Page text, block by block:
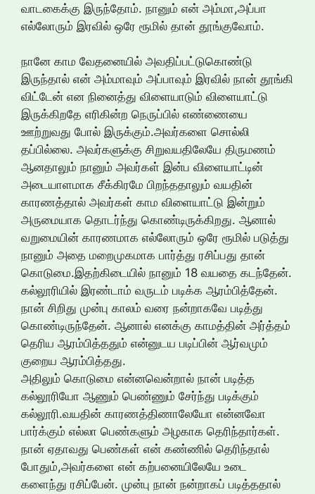
வாடகைக்கு இருந்தோம். நானும் என் அம்மா,அப்பா
எல்லோரும் இரவில் ஒரே ரூமில் தான் தூங்குவோம்.
நானே காம வேதனையில் அவதிப்பட்டுகொண்டு
இருந்தால் என் அம்மாவும் அப்பாவும் இரவில் நான் தூங்கி
விட்டேன் என நினைத்து விளையாடும் விளையாட்டு
இருக்கிறதே எரிகின்ற நெருப்பில் எண்ணையை
ஊற்றுவது போல் இருக்கும்.அவர்களை சொல்லி
தப்பில்லை. அவர்களுக்கு சிறுவயதிலேயே திருமணம்
ஆனதாலும் நானும் அவர்கள் இன்ப விளையாட்டின்
அடையாளமாக சீக்கிரமே பிறந்ததாலும் வயதின்
காரணத்தால் அவர்கள் காம விளையாட்டு இன்றும்
அருமையாக தொடர்ந்து கொண்டிருக்கிறது. ஆனால்
வறுமையின் காரணமாக எல்லோரும் ஒரே ரூமில் படுத்து
நானும் அதை மறைமுகமாக பார்த்து ரசிப்பது தான்
கொடுமை.இதற்கிடையில் நானும் 18 வயதை கடந்தேன்.
கல்லூரியில் இரண்டாம் வருடம் படிக்க ஆரம்பித்தேன்.
நான் சிறிது முன்பு காலம் வரை நன்றாகவே படித்து
கொண்டிருந்தேன். ஆனால் எனக்கு காமத்தின் அர்த்தம்
தெரிய ஆரம்பித்ததும் என்னுடய படிப்பின் ஆர்வமும்
குறைய ஆரம்பித்தது.
அதிலும் கொடுமை என்னவென்றால் நான் படித்த
கல்லூரியோ ஆணும் பெண்ணும் சேர்ந்து படிக்கும்
கல்லூரி.வயதின் காரணத்திணாலேயோ என்னவோ
பார்க்கும் எல்லா பெண்களும் அழகாக தெரிந்தார்கள்.
நான் ஏதாவது பெண்கள் என் கண்ணில் தெரிந்தால்
போதும்,அவர்களை என் கற்பனையிலேயே உடை
களைந்து ரசிப்பேன். முன்பு நான் நன்றாகப் படித்ததால்